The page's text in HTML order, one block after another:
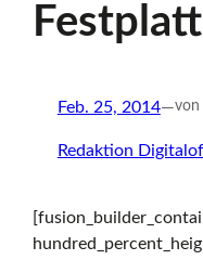
Feb. 25, 2014—von
Redaktion